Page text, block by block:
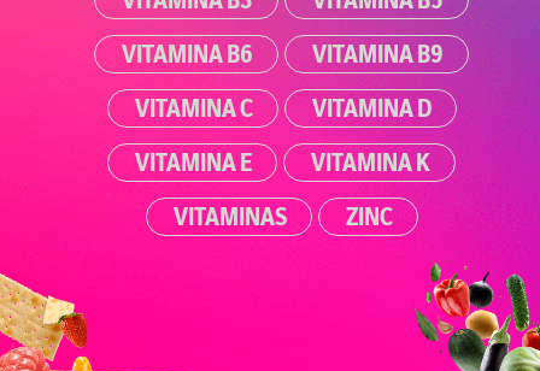
VITAMINA B6
VITAMINA B9
VITAMINA C
VITAMINA D
VITAMINA E
VITAMINA K
VITAMINAS
ZINC